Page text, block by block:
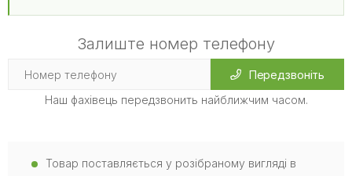
Залиште номер телефону
Передзвоніть
Наш фахівець передзвонить найближчим часом.
Товар поставляється у розібраному вигляді в